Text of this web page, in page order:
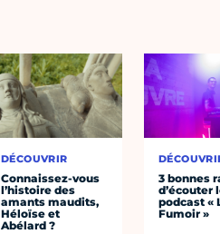
DÉCOUVRIR
Connaissez-vous
l’histoire des
amants maudits,
Héloïse et
Abélard ?
3 bonnes
d’écouter
podcast «
Fumoir »